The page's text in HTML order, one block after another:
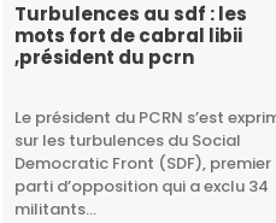
Turbulences au sdf : les
mots fort de cabral libii
,président du pcrn
Le président du PCRN s’est
sur les turbulences du Social
Democratic Front (SDF), premier
parti d’opposition qui a exclu 34
militants...